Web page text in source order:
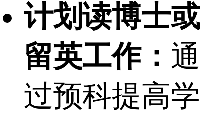
计划读博士或
留英工作： 通
过预科提高学